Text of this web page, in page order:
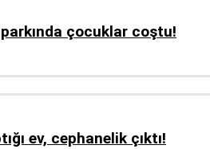
çocuklar coştu!
ev, cephanelik çıktı!